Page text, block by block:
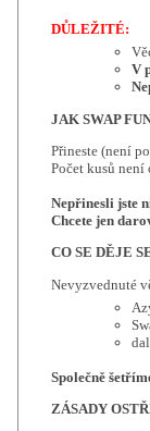
DŮLEŽITÉ:
V
JAK SWAP
Přineste (není
Počet kusů není
Nepřinesli jste
Chcete jen
CO SE DĚJE
Nevyzvednuté
Společně
ZÁSADY